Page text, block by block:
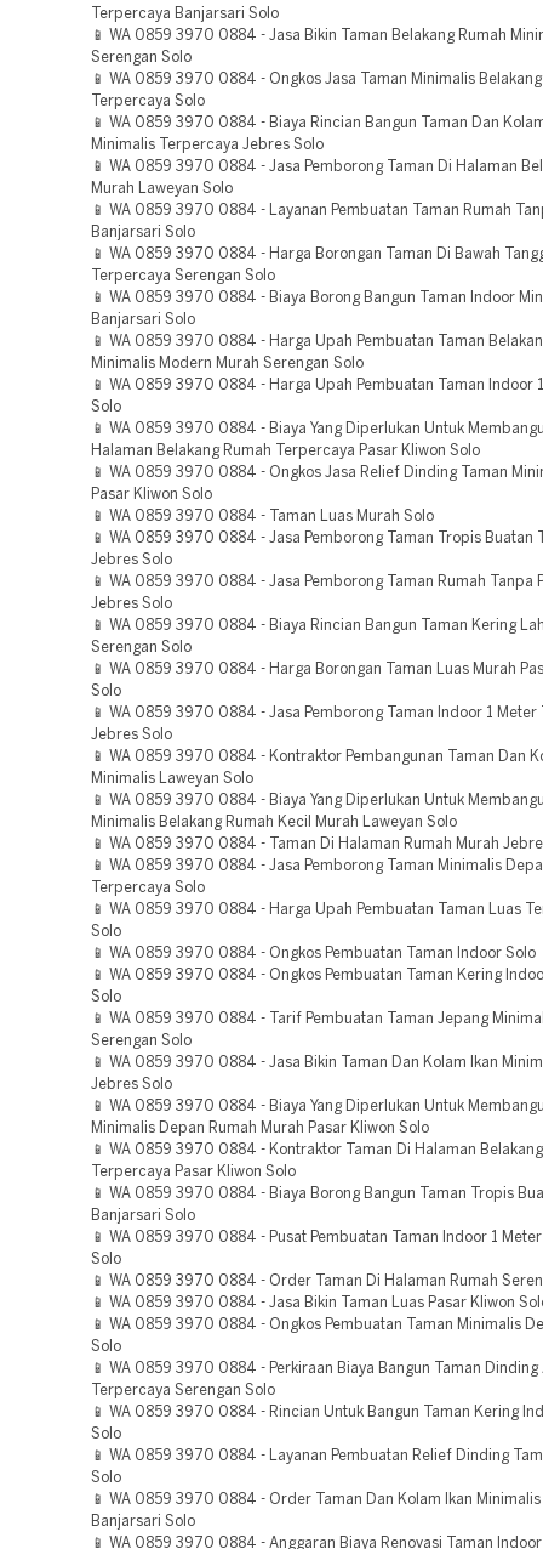
Terpercaya Banjarsari Solo
📱 WA 0859 3970 0884 - Jasa Bikin Taman Belakang Rumah
Serengan Solo
📱 WA 0859 3970 0884 - Ongkos Jasa Taman Minimalis
Terpercaya Solo
📱 WA 0859 3970 0884 - Biaya Rincian Bangun Taman Dan
Minimalis Terpercaya Jebres Solo
📱 WA 0859 3970 0884 - Jasa Pemborong Taman Di Halaman
Murah Laweyan Solo
📱 WA 0859 3970 0884 - Layanan Pembuatan Taman Rumah
Banjarsari Solo
📱 WA 0859 3970 0884 - Harga Borongan Taman Di Bawah
Terpercaya Serengan Solo
📱 WA 0859 3970 0884 - Biaya Borong Bangun Taman Indoor
Banjarsari Solo
📱 WA 0859 3970 0884 - Harga Upah Pembuatan Taman
Minimalis Modern Murah Serengan Solo
📱 WA 0859 3970 0884 - Harga Upah Pembuatan Taman Indoor
Solo
📱 WA 0859 3970 0884 - Biaya Yang Diperlukan Untuk
Halaman Belakang Rumah Terpercaya Pasar Kliwon Solo
📱 WA 0859 3970 0884 - Ongkos Jasa Relief Dinding Taman
Pasar Kliwon Solo
📱 WA 0859 3970 0884 - Taman Luas Murah Solo
📱 WA 0859 3970 0884 - Jasa Pemborong Taman Tropis Buatan
Jebres Solo
📱 WA 0859 3970 0884 - Jasa Pemborong Taman Rumah Tanpa
Jebres Solo
📱 WA 0859 3970 0884 - Biaya Rincian Bangun Taman Kering
Serengan Solo
📱 WA 0859 3970 0884 - Harga Borongan Taman Luas Murah
Solo
📱 WA 0859 3970 0884 - Jasa Pemborong Taman Indoor 1 Meter
Jebres Solo
📱 WA 0859 3970 0884 - Kontraktor Pembangunan Taman Dan
Minimalis Laweyan Solo
📱 WA 0859 3970 0884 - Biaya Yang Diperlukan Untuk
Minimalis Belakang Rumah Kecil Murah Laweyan Solo
📱 WA 0859 3970 0884 - Taman Di Halaman Rumah Murah
📱 WA 0859 3970 0884 - Jasa Pemborong Taman Minimalis
Terpercaya Solo
📱 WA 0859 3970 0884 - Harga Upah Pembuatan Taman Luas
Solo
📱 WA 0859 3970 0884 - Ongkos Pembuatan Taman Indoor Solo
📱 WA 0859 3970 0884 - Ongkos Pembuatan Taman Kering
Solo
📱 WA 0859 3970 0884 - Tarif Pembuatan Taman Jepang
Serengan Solo
📱 WA 0859 3970 0884 - Jasa Bikin Taman Dan Kolam Ikan
Jebres Solo
📱 WA 0859 3970 0884 - Biaya Yang Diperlukan Untuk
Minimalis Depan Rumah Murah Pasar Kliwon Solo
📱 WA 0859 3970 0884 - Kontraktor Taman Di Halaman
Terpercaya Pasar Kliwon Solo
📱 WA 0859 3970 0884 - Biaya Borong Bangun Taman Tropis
Banjarsari Solo
📱 WA 0859 3970 0884 - Pusat Pembuatan Taman Indoor 1
Solo
📱 WA 0859 3970 0884 - Order Taman Di Halaman Rumah
📱 WA 0859 3970 0884 - Jasa Bikin Taman Luas Pasar Kliwon
📱 WA 0859 3970 0884 - Ongkos Pembuatan Taman Minimalis
Solo
📱 WA 0859 3970 0884 - Perkiraan Biaya Bangun Taman Dinding
Terpercaya Serengan Solo
📱 WA 0859 3970 0884 - Rincian Untuk Bangun Taman Kering
Solo
📱 WA 0859 3970 0884 - Layanan Pembuatan Relief Dinding
Solo
📱 WA 0859 3970 0884 - Order Taman Dan Kolam Ikan Minimalis
Banjarsari Solo
📱 WA 0859 3970 0884 - Anggaran Biaya Renovasi Taman